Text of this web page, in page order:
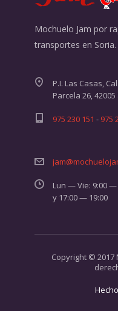
Mochuelo Jam por
transportes en Soria.
P.I. Las Casas,
Parcela 26,
975 230 151 - 975
Lun — Vie: 9:00 —
y 17:00 — 19:00
Copyright © 2017